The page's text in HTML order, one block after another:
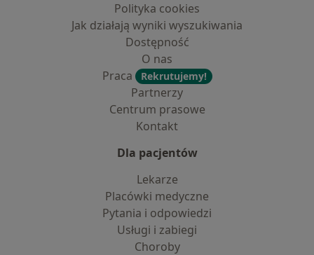
Polityka cookies
Jak działają wyniki wyszukiwania
Dostępność
O nas
Praca
Rekrutujemy!
Partnerzy
Centrum prasowe
Kontakt
Dla pacjentów
Lekarze
Placówki medyczne
Pytania i odpowiedzi
Usługi i zabiegi
Choroby